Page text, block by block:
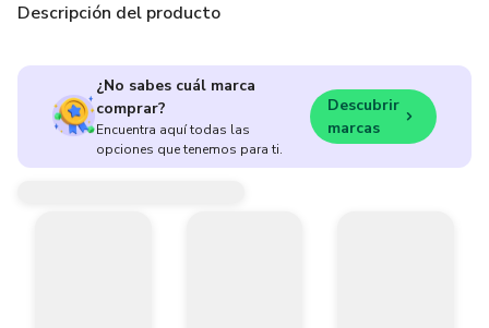
Descripción del producto
¿No sabes cuál marca
comprar?
Encuentra aquí todas las
opciones que tenemos para ti.
Descubrir
marcas